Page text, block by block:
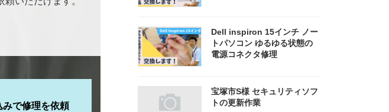
みで修理を依頼
Dell inspiron 15インチ ノー
トパソコン ゆるゆる状態の
電源コネクタ修理
宝塚市S様 セキュリティソフ
トの更新作業